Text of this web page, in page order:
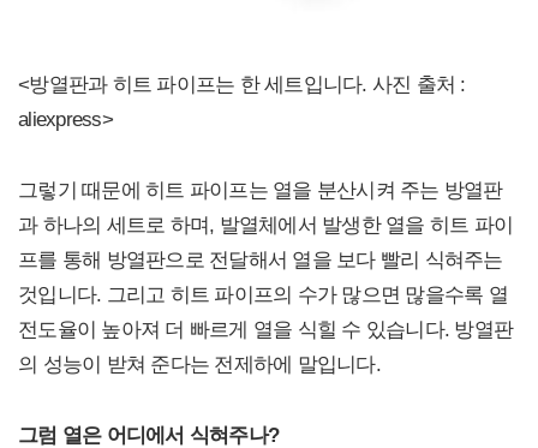
<방열판과 히트 파이프는 한 세트입니다. 사진 출처 :
aliexpress>
그렇기 때문에 히트 파이프는 열을 분산시켜 주는 방열판
과 하나의 세트로 하며, 발열체에서 발생한 열을 히트 파이
프를 통해 방열판으로 전달해서 열을 보다 빨리 식혀주는
것입니다. 그리고 히트 파이프의 수가 많으면 많을수록 열
전도율이 높아져 더 빠르게 열을 식힐 수 있습니다. 방열판
의 성능이 받쳐 준다는 전제하에 말입니다.
그럼 열은 어디에서 식혀주나?